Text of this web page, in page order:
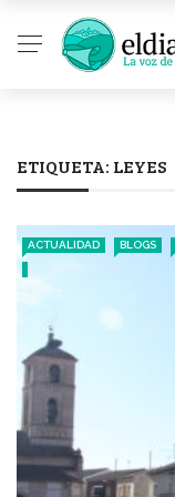
ETIQUETA: LEYES
ACTUALIDAD BLOGS